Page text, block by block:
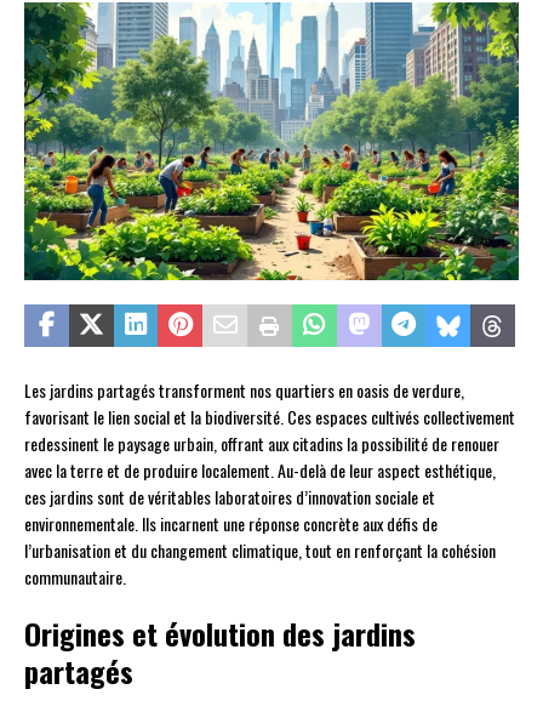
Les jardins partagés transforment nos quartiers en oasis de verdure,
favorisant le lien social et la biodiversité. Ces espaces cultivés collectivement
redessinent le paysage urbain, offrant aux citadins la possibilité de renouer
avec la terre et de produire localement. Au-delà de leur aspect esthétique,
ces jardins sont de véritables laboratoires d’innovation sociale et
environnementale. Ils incarnent une réponse concrète aux défis de
l’urbanisation et du changement climatique, tout en renforçant la cohésion
communautaire.
Origines et évolution des jardins
partagés